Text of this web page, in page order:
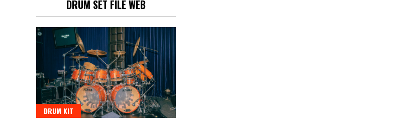
DRUM SET FILE WEB
DRUM KIT